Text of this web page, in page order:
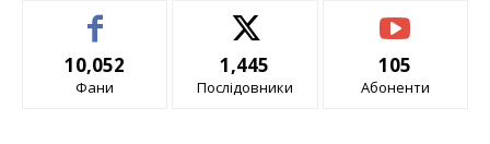
10,052
Фани
1,445
Послідовники
105
Абоненти